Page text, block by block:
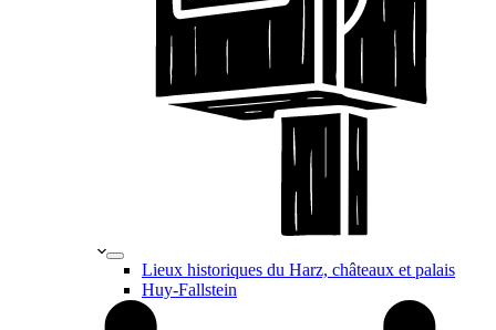
Lieux historiques du Harz, châteaux et palais
Huy-Fallstein